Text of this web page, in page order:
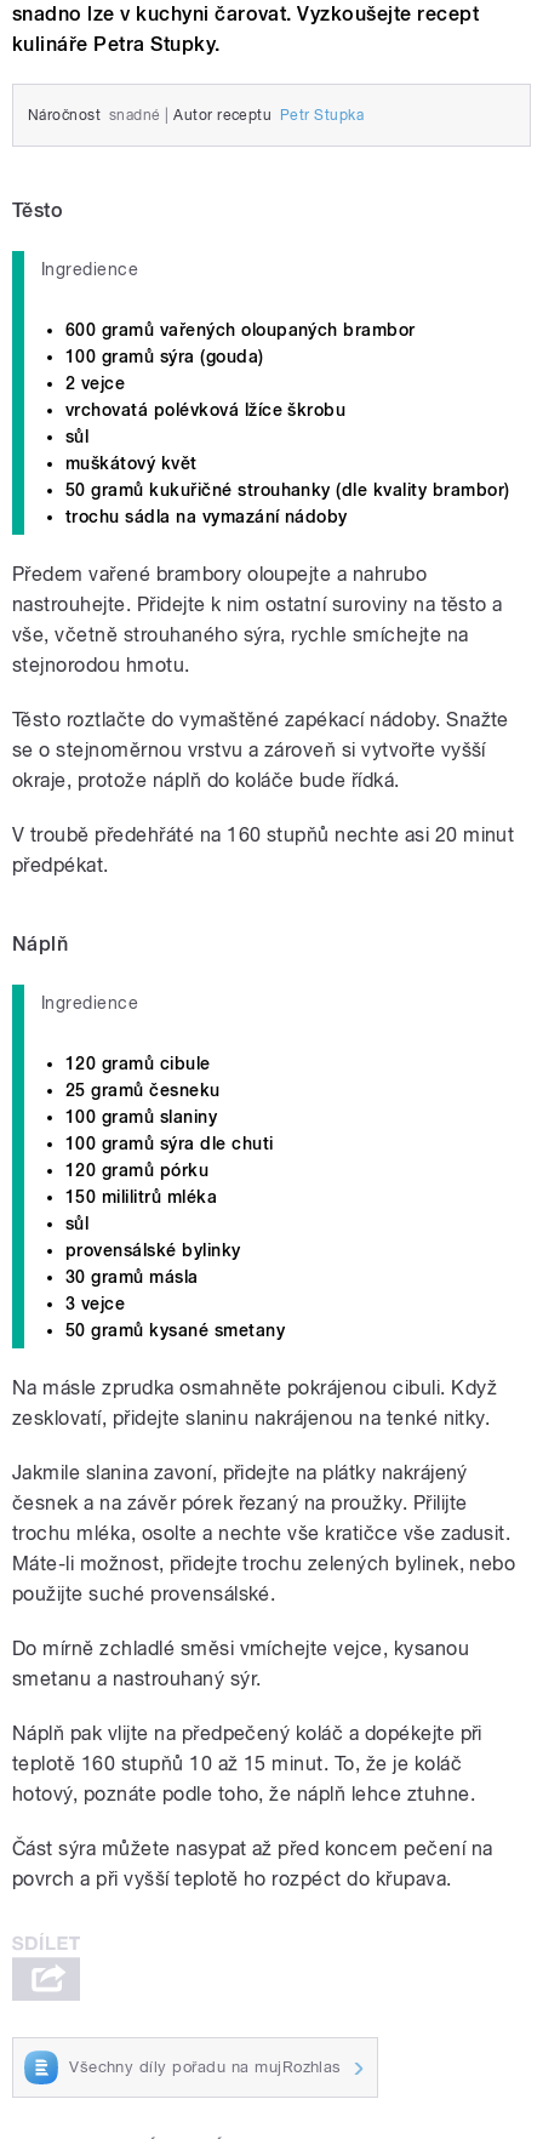
snadno lze v kuchyni čarovat. Vyzkoušejte recept
kulináře Petra Stupky.
Náročnost snadné Autor receptu Petr Stupka
Těsto
Ingredience
600 gramů vařených oloupaných brambor
100 gramů sýra (gouda)
2 vejce
vrchovatá polévková lžíce škrobu
sůl
muškátový květ
50 gramů kukuřičné strouhanky (dle kvality brambor)
trochu sádla na vymazání nádoby
Předem vařené brambory oloupejte a nahrubo
nastrouhejte. Přidejte k nim ostatní suroviny na těsto a
vše, včetně strouhaného sýra, rychle smíchejte na
stejnorodou hmotu.
Těsto roztlačte do vymaštěné zapékací nádoby. Snažte
se o stejnoměrnou vrstvu a zároveň si vytvořte vyšší
okraje, protože náplň do koláče bude řídká.
V troubě předehřáté na 160 stupňů nechte asi 20 minut
předpékat.
Náplň
Ingredience
120 gramů cibule
25 gramů česneku
100 gramů slaniny
100 gramů sýra dle chuti
120 gramů pórku
150 mililitrů mléka
sůl
provensálské bylinky
30 gramů másla
3 vejce
50 gramů kysané smetany
Na másle zprudka osmahněte pokrájenou cibuli. Když
zesklovatí, přidejte slaninu nakrájenou na tenké nitky.
Jakmile slanina zavoní, přidejte na plátky nakrájený
česnek a na závěr pórek řezaný na proužky. Přilijte
trochu mléka, osolte a nechte vše kratičce vše zadusit.
Máte-li možnost, přidejte trochu zelených bylinek, nebo
použijte suché provensálské.
Do mírně zchladlé směsi vmíchejte vejce, kysanou
smetanu a nastrouhaný sýr.
Náplň pak vlijte na předpečený koláč a dopékejte při
teplotě 160 stupňů 10 až 15 minut. To, že je koláč
hotový, poznáte podle toho, že náplň lehce ztuhne.
Část sýra můžete nasypat až před koncem pečení na
povrch a při vyšší teplotě ho rozpéct do křupava.
Všechny díly pořadu na mujRozhlas